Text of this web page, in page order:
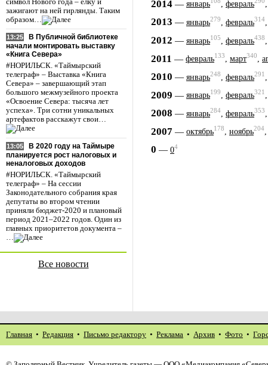
зажигают на ней гирлянды. Таким
образом…
13:25
В Публичной библиотеке
начали монтировать выставку
«Книга Севера»
#НОРИЛЬСК. «Таймырский
телеграф» – Выставка «Книга
Севера» – завершающий этап
большого межмузейного проекта
«Освоение Севера: тысяча лет
успеха». Три сотни уникальных
артефактов расскажут свои…
13:05
В 2020 году на Таймыре
планируется рост налоговых и
неналоговых доходов
#НОРИЛЬСК. «Таймырский
телеграф» – На сессии
Законодательного собрания края
депутаты во втором чтении
приняли бюджет-2020 и плановый
период 2021–2022 годов. Один из
главных приоритетов документа –
…
Все новости
2014 — январь , февраль ,
2013 — январь279 февраль314
2012 — январь105 февраль438
2011 — февраль133, март340,
2010 — январь248 февраль291
2009 — январь199, февраль321,
2008 — январь284 февраль353
2007 — октябрь178, ноябрь204,
0 — 04
Главная • Редакция • Письмо редактору • Реклама • Архив • Фото •